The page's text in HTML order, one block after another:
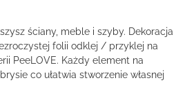
ściany, meble i szyby. Dekoracja
folii odklej / przyklej na
PeeLOVE. Każdy element na
co ułatwia stworzenie własnej